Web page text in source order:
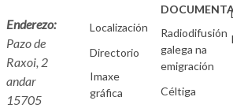
Enderezo:
Pazo de
Raxoi, 2
andar
15705
Localización
Directorio
Imaxe
gráfica
Radiodifusión
galega na
emigración
Céltiga